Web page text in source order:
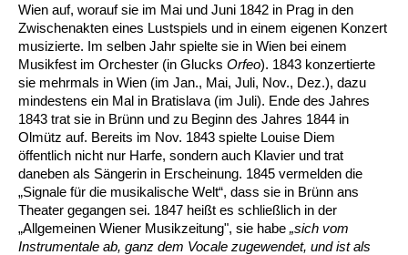
Wien auf, worauf sie im Mai und Juni 1842 in Prag in den
Zwischenakten eines Lustspiels und in einem eigenen Konzert
musizierte. Im selben Jahr spielte sie in Wien bei einem
Musikfest im Orchester (in Glucks Orfeo). 1843 konzertierte
sie mehrmals in Wien (im Jan., Mai, Juli, Nov., Dez.), dazu
mindestens ein Mal in Bratislava (im Juli). Ende des Jahres
1843 trat sie in Brünn und zu Beginn des Jahres 1844 in
Olmütz auf. Bereits im Nov. 1843 spielte Louise Diem
öffentlich nicht nur Harfe, sondern auch Klavier und trat
daneben als Sängerin in Erscheinung. 1845 vermelden die
„Signale für die musikalische Welt“, dass sie in Brünn ans
Theater gegangen sei. 1847 heißt es schließlich in der
„Allgemeinen Wiener Musikzeitung", sie habe „sich vom
Instrumentale ab, ganz dem Vocale zugewendet, und ist als